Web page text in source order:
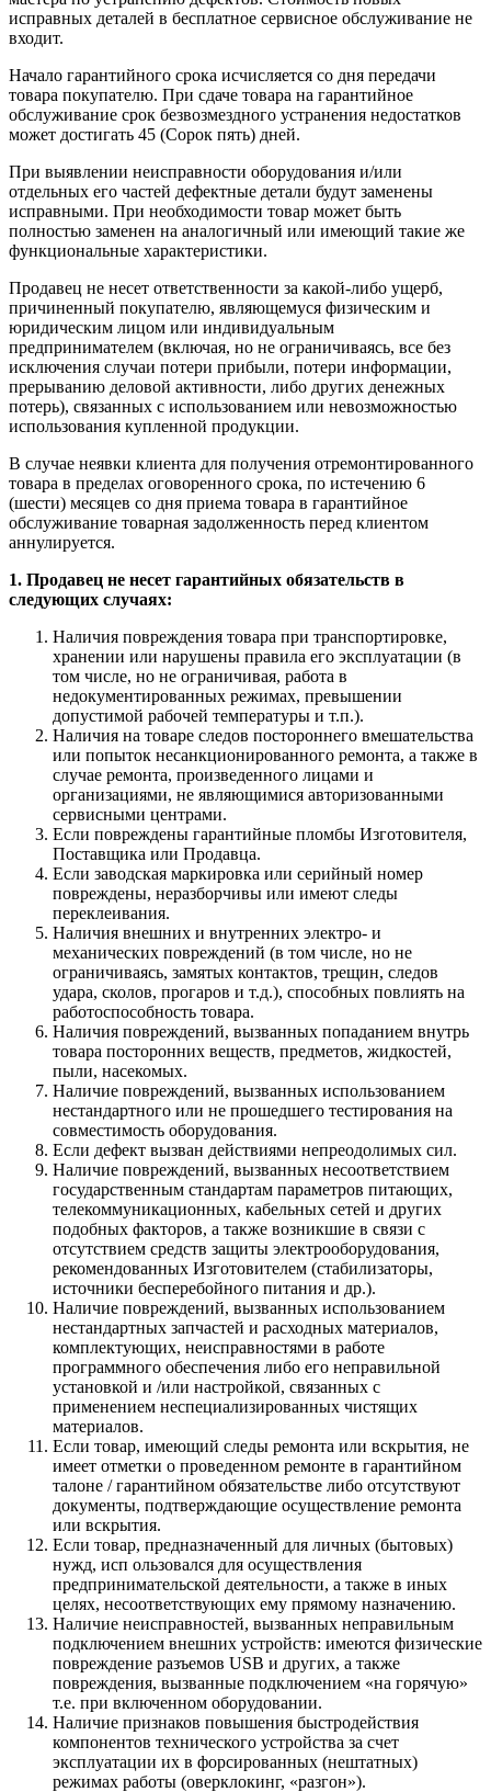
исправных деталей в бесплатное сервисное обслуживание не
входит.
Начало гарантийного срока исчисляется со дня передачи
товара покупателю. При сдаче товара на гарантийное
обслуживание срок безвозмездного устранения недостатков
может достигать 45 (Сорок пять) дней.
При выявлении неисправности оборудования и/или
отдельных его частей дефектные детали будут заменены
исправными. При необходимости товар может быть
полностью заменен на аналогичный или имеющий такие же
функциональные характеристики.
Продавец не несет ответственности за какой-либо ущерб,
причиненный покупателю, являющемуся физическим и
юридическим лицом или индивидуальным
предпринимателем (включая, но не ограничиваясь, все без
исключения случаи потери прибыли, потери информации,
прерыванию деловой активности, либо других денежных
потерь), связанных с использованием или невозможностью
использования купленной продукции.
В случае неявки клиента для получения отремонтированного
товара в пределах оговоренного срока, по истечению 6
(шести) месяцев со дня приема товара в гарантийное
обслуживание товарная задолженность перед клиентом
аннулируется.
1. Продавец не несет гарантийных обязательств в
следующих случаях:
Наличия повреждения товара при транспортировке,
хранении или нарушены правила его эксплуатации (в
том числе, но не ограничивая, работа в
недокументированных режимах, превышении
допустимой рабочей температуры и т.п.).
Наличия на товаре следов постороннего вмешательства
или попыток несанкционированного ремонта, а также в
случае ремонта, произведенного лицами и
организациями, не являющимися авторизованными
сервисными центрами.
Если повреждены гарантийные пломбы Изготовителя,
Поставщика или Продавца.
Если заводская маркировка или серийный номер
повреждены, неразборчивы или имеют следы
переклеивания.
Наличия внешних и внутренних электро- и
механических повреждений (в том числе, но не
ограничиваясь, замятых контактов, трещин, следов
удара, сколов, прогаров и т.д.), способных повлиять на
работоспособность товара.
Наличия повреждений, вызванных попаданием внутрь
товара посторонних веществ, предметов, жидкостей,
пыли, насекомых.
Наличие повреждений, вызванных использованием
нестандартного или не прошедшего тестирования на
совместимость оборудования.
Если дефект вызван действиями непреодолимых сил.
Наличие повреждений, вызванных несоответствием
государственным стандартам параметров питающих,
телекоммуникационных, кабельных сетей и других
подобных факторов, а также возникшие в связи с
отсутствием средств защиты электрооборудования,
рекомендованных Изготовителем (стабилизаторы,
источники бесперебойного питания и др.).
Наличие повреждений, вызванных использованием
нестандартных запчастей и расходных материалов,
комплектующих, неисправностями в работе
программного обеспечения либо его неправильной
установкой и /или настройкой, связанных с
применением неспециализированных чистящих
материалов.
Если товар, имеющий следы ремонта или вскрытия, не
имеет отметки о проведенном ремонте в гарантийном
талоне / гарантийном обязательстве либо отсутствуют
документы, подтверждающие осуществление ремонта
или вскрытия.
Если товар, предназначенный для личных (бытовых)
нужд, исп ользовался для осуществления
предпринимательской деятельности, а также в иных
целях, несоответствующих ему прямому назначению.
Наличие неисправностей, вызванных неправильным
подключением внешних устройств: имеются физические
повреждение разъемов USB и других, а также
повреждения, вызванные подключением «на горячую»
т.е. при включенном оборудовании.
Наличие признаков повышения быстродействия
компонентов технического устройства за счет
эксплуатации их в форсированных (нештатных)
режимах работы (оверклокинг, «разгон»).